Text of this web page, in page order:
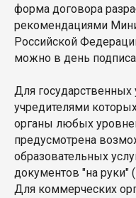
форма договора
рекомендациями
Российской
можно в день
Для государственных
учредителями
органы любых
предусмотрена
образовательных
документов "на руки"
Для коммерческих